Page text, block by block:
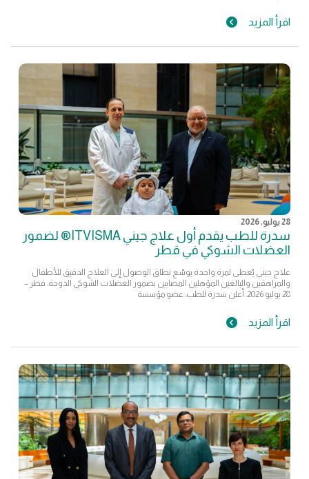
اقرأ المزيد
28 يوليو, 2026
سدرة للطب يقدم أول علاج جيني ITVISMA® لضمور
العضلات الشوكي في قطر
علاج جيني يُعطى لمرة واحدة يوسّع نطاق الوصول إلى العلاج الدقيق للأطفال
والمراهقين والبالغين المؤهلين المصابين بضمور العضلات الشوكي الدوحة، قطر –
28 يوليو 2026: أعلن سدرة للطب، عضو مؤسسة
اقرأ المزيد